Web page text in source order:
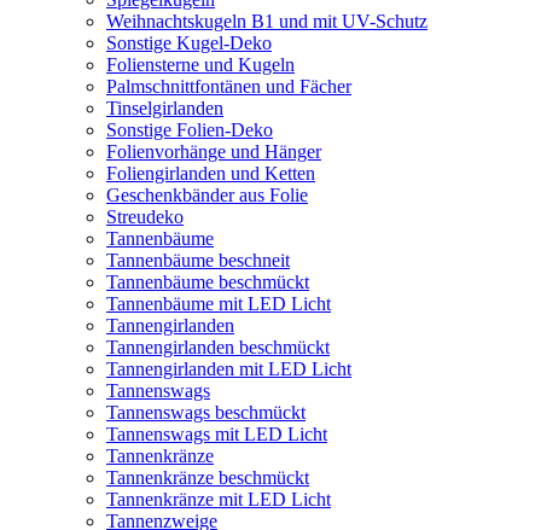
Weihnachtskugeln B1 und mit UV-Schutz
Sonstige Kugel-Deko
Foliensterne und Kugeln
Palmschnittfontänen und Fächer
Tinselgirlanden
Sonstige Folien-Deko
Folienvorhänge und Hänger
Foliengirlanden und Ketten
Geschenkbänder aus Folie
Streudeko
Tannenbäume
Tannenbäume beschneit
Tannenbäume beschmückt
Tannenbäume mit LED Licht
Tannengirlanden
Tannengirlanden beschmückt
Tannengirlanden mit LED Licht
Tannenswags
Tannenswags beschmückt
Tannenswags mit LED Licht
Tannenkränze
Tannenkränze beschmückt
Tannenkränze mit LED Licht
Tannenzweige